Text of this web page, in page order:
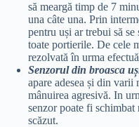
să meargă timp de 7
una câte una. Prin
pentru uși ar trebui să
toate portierile. De cele
rezolvată în urma
Senzorul din broasca
apare adesea și din
mânuirea agresivă. In
senzor poate fi
scăzut.